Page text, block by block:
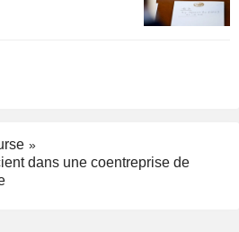
dans une coentreprise de